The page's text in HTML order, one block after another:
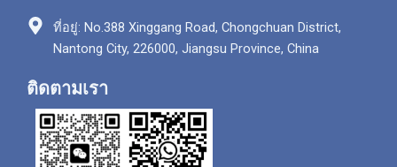
ที่อยู่: No.388 Xinggang Road, Chongchuan District,
Nantong City, 226000, Jiangsu Province, China
ติดตามเรา